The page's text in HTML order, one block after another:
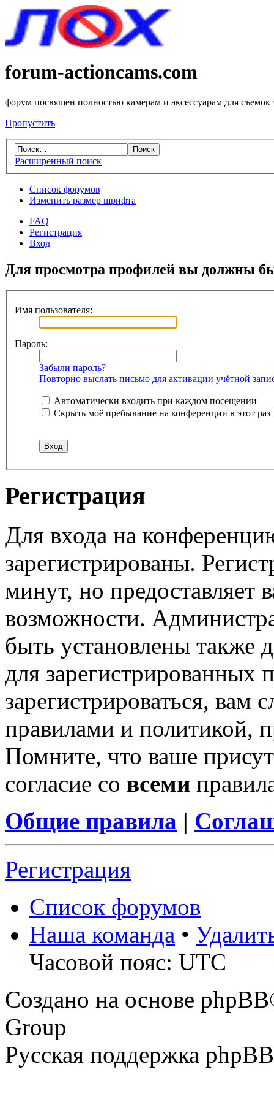
forum-actioncams.com
форум посвящен полностью камерам и аксессуарам для съемок
Пропустить
Расширенный поиск
Список форумов
Изменить размер шрифта
FAQ
Регистрация
Вход
Для просмотра профилей вы должны
Имя пользователя:
Пароль:
Забыли пароль?
Повторно выслать письмо для активации учётной
Автоматически входить при каждом посещении
Скрыть моё пребывание на конференции в этот раз
Регистрация
Для входа на
зарегистрированы.
минут, но предоставляет
возможности.
быть установлены также
для зарегистрированных
зарегистрироваться, вам
правилами и политикой,
Помните, что ваше
согласие со всеми
Общие правила |
Регистрация
Список форумов
Наша команда •
Часовой пояс: UTC
Создано на основе
Group
Русская поддержка phpBB